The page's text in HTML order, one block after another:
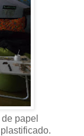
papel